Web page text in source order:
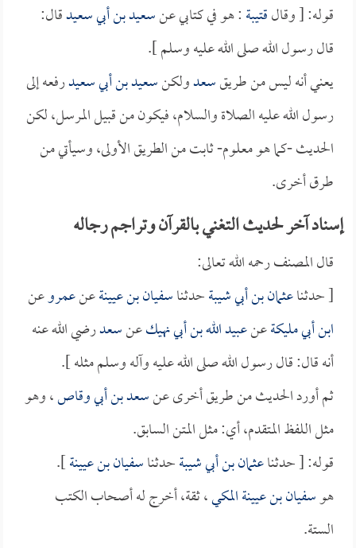
قوله: [ وقالقتيبة: هو في كتابي عنسعيد بن أبي سعيدقال:
قال رسول الله صلى الله عليه وسلم ].
يعني أنه ليس من طريقسعدولكنسعيد بن أبي سعيدرفعه إلى
رسول الله عليه الصلاة والسلام، فيكون من قبيل المرسل، لكن
الحديث -كما هو معلوم- ثابت من الطريق الأولى، وسيأتي من
طرق أخرى.
إسناد آخر لحديث التغني بالقرآن وتراجم رجاله
قال المصنف رحمه الله تعالى:
[ حدثناعثمان بن أبي شيبةحدثناسفيان بن عيينةعنعمروعن
ابن أبي مليكةعنعبيد الله بن أبي نهيكعنسعدرضي الله عنه
أنه قال: قال رسول الله صلى الله عليه وآله وسلم مثله ].
ثم أورد الحديث من طريق أخرى عنسعد بن أبي وقاص، وهو
مثل اللفظ المتقدم، أي: مثل المتن السابق.
قوله: [ حدثناعثمان بن أبي شيبةحدثناسفيان بن عيينة].
هوسفيان بن عيينة المكي، ثقة، أخرج له أصحاب الكتب
الستة.